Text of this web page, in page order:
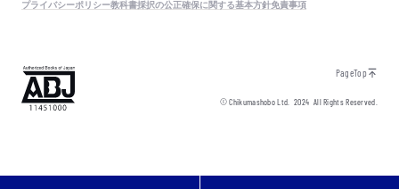
プライバシーポリシー教科書採択の公正確保に関する基本方針免責事項
PageTop
© Chikumashobo Ltd.2024 All Rights Reserved.